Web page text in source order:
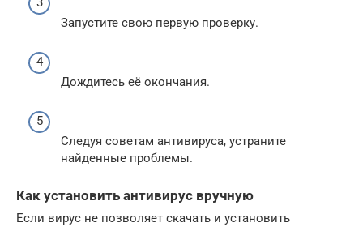
Запустите свою первую проверку.
Дождитесь её окончания.
Следуя советам антивируса, устраните
найденные проблемы.
Как установить антивирус вручную
Если вирус не позволяет скачать и установить